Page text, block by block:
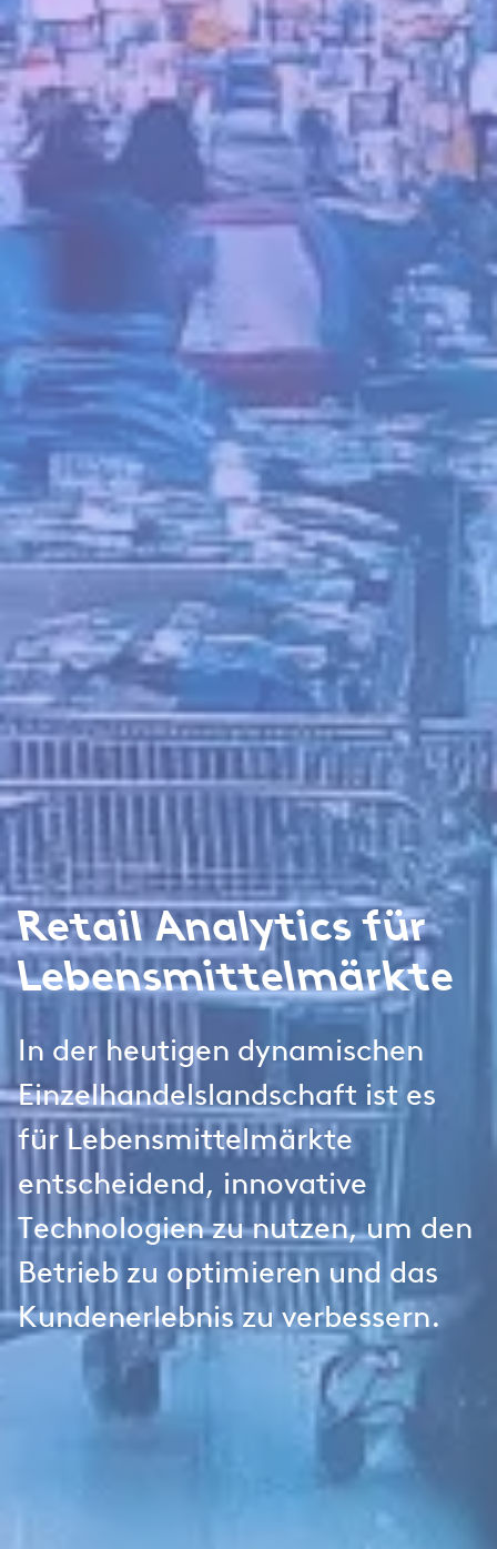
Retail Analytics für
Lebensmittelmärkte
In der heutigen dynamischen
Einzelhandelslandschaft ist es
für Lebensmittelmärkte
entscheidend, innovative
Technologien zu nutzen, um den
Betrieb zu optimieren und das
Kundenerlebnis zu verbessern.